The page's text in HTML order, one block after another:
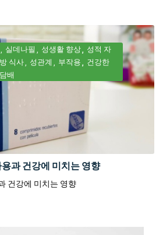
실데나필 성생활 향상
성적 자
식사 성관계 부작용
건강한
담배
과 건강에 미치는 영향
건강에 미치는 영향